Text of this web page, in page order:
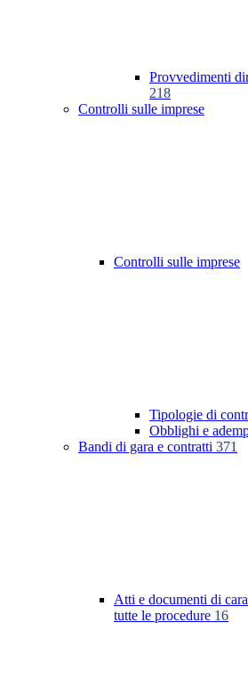
Provvedimenti
218
Controlli sulle imprese
Controlli sulle imprese
Tipologie di
Obblighi e
Bandi di gara e contratti 371
Atti e documenti di
tutte le procedure 16